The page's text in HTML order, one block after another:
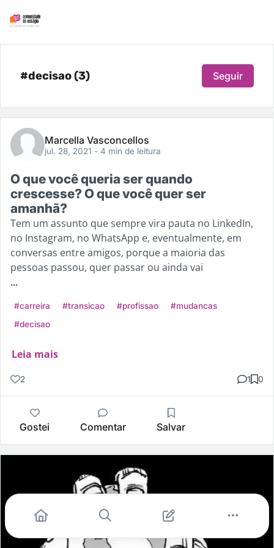
#decisao (3) Seguir
Marcella Vasconcellos
jul. 28, 2021 - 4 min de leitura
O que você queria ser quando
crescesse? O que você quer ser
amanhã?
Tem um assunto que sempre vira pauta no LinkedIn,
no Instagram, no WhatsApp e, eventualmente, em
conversas entre amigos, porque a maioria das
pessoas passou, quer passar ou ainda vai
...
#carreira #transicao #profissao
#mudancas
#decisao
Leia mais
2 1 0
Gostei Comentar Salvar